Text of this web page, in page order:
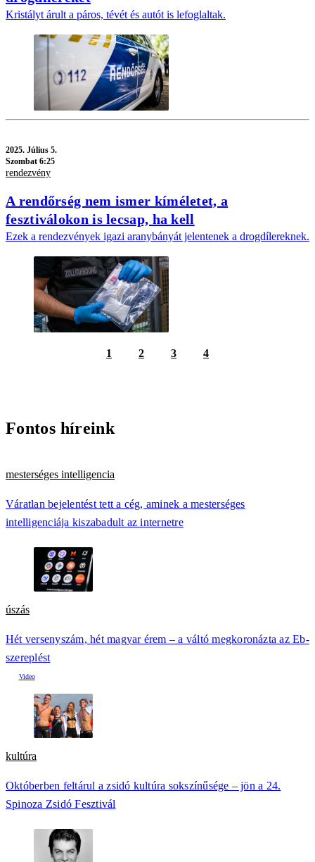
Kristályt árult a páros, tévét és autót is lefoglaltak.
2025. Július 5.
Szombat 6:25
rendezvény
A rendőrség nem ismer kíméletet, a
fesztiválokon is lecsap, ha kell
Ezek a rendezvények igazi aranybányát jelentenek a drogdílereknek.
1 2 3 4
Fontos híreink
mesterséges intelligencia
Váratlan bejelentést tett a cég, aminek a mesterséges
intelligenciája kiszabadult az internetre
úszás
Hét versenyszám, hét magyar érem – a váltó megkoronázta az Eb-
szereplést
kultúra
Októberben feltárul a zsidó kultúra sokszínűsége – jön a 24.
Spinoza Zsidó Fesztivál